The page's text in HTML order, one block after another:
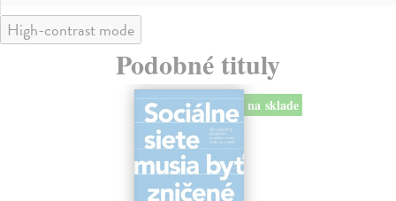
High-contrast mode
Podobné tituly
na sklade